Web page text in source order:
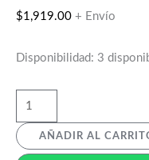
$1,919.00 + Envío
Disponibilidad: 3
AÑADIR AL